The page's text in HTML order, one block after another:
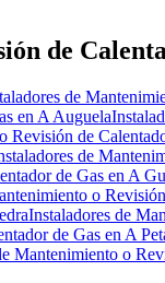
de
de
en A Auguela
Revisión de
de
de Gas en A
o
Instaladores de
de Gas en A
Mantenimiento o